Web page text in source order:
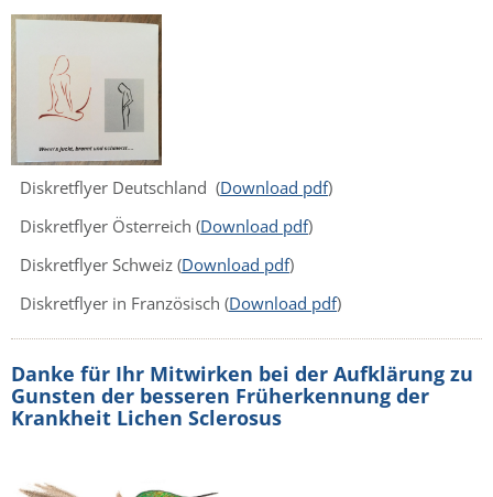
Diskretflyer Deutschland (Download pdf)
Diskretflyer Österreich (Download pdf)
Diskretflyer Schweiz (Download pdf)
Diskretflyer in Französisch (Download pdf)
Danke für Ihr Mitwirken bei der Aufklärung zu
Gunsten der besseren Früherkennung der
Krankheit Lichen Sclerosus